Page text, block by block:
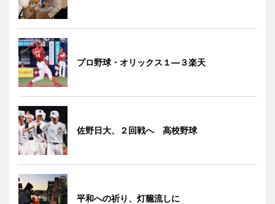
プロ野球・オリックス１―３楽天
佐野日大、２回戦へ 高校野球
平和への祈り、灯籠流しに